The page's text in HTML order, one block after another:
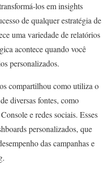
los em insights
de qualquer estratégia de
uma variedade de relatórios
acontece quando você
personalizados.
compartilhou como utiliza o
diversas fontes, como
e redes sociais. Esses
personalizados, que
das campanhas e